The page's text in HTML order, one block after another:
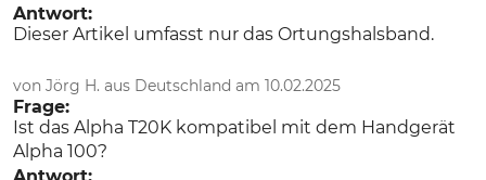
Antwort:
Dieser Artikel umfasst nur das Ortungshalsband.
von Jörg H. aus Deutschland am 10.02.2025
Frage:
Ist das Alpha T20K kompatibel mit dem Handgerät
Alpha 100?